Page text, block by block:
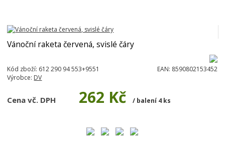
Vánoční raketa červená, svislé čáry
Kód zboží: 612 290 94 553+9551 EAN: 8590802153452
Výrobce: DV
Cena vč. DPH 262 Kč / balení 4 ks